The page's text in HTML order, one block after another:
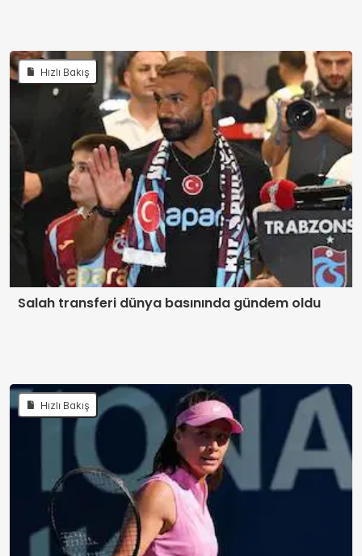
Hızlı Bakış
Salah transferi dünya basınında gündem oldu
Hızlı Bakış